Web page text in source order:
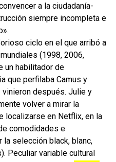
a la ciudadanía-
siempre incompleta e
ciclo en el que arribó a
(1998, 2006,
un habilitador de
que perfilaba Camus y
después. Julie y
volver a mirar la
localizarse en Netflix, en la
comodidades e
selección black, blanc,
Peculiar variable cultural